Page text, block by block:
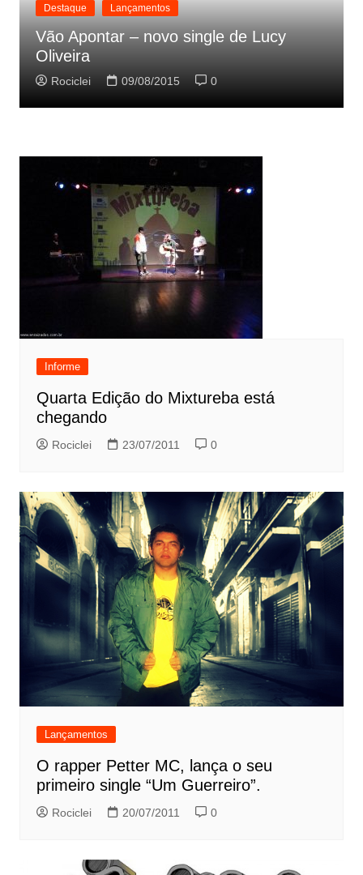
Destaque Lançamentos
Vão Apontar – novo single de Lucy
Oliveira
Rociclei 09/08/2015 0
Informe
Quarta Edição do Mixtureba está
chegando
Rociclei 23/07/2011 0
Lançamentos
O rapper Petter MC, lança o seu
primeiro single “Um Guerreiro”.
Rociclei 20/07/2011 0